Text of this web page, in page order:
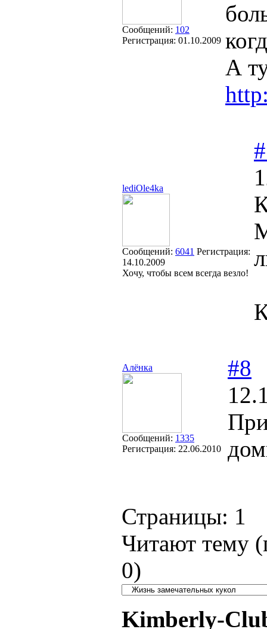
Сообщений: 102
Регистрация: 01.10.2009
А
lediOle4ka
Сообщений: 6041 Регистрация:
14.10.2009
Хочу, чтобы всем всегда везло!
Алёнка
Сообщений: 1335
Регистрация: 22.06.2010
#8
Страницы: 1
Читают тему
0)
Kimberly-